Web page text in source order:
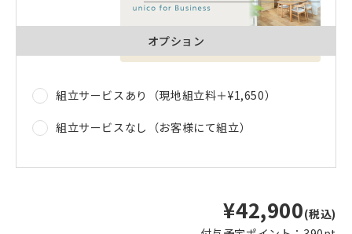
品質への取り組みのご案内
オプション
組立サービスあり（現地組立料＋¥1,650）
組立サービスなし（お客様にて組立）
¥42,900(税込)